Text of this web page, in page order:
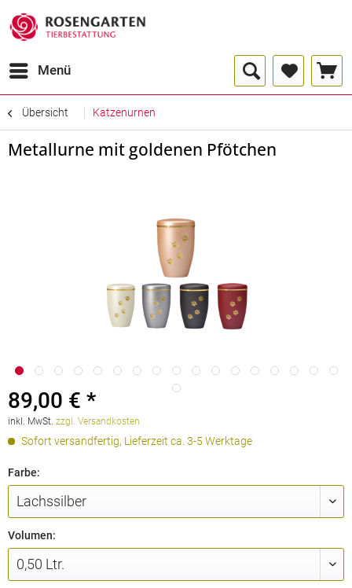
Menü
Übersicht Katzenurnen
Metallurne mit goldenen Pfötchen
89,00 € *
inkl. MwSt. zzgl. Versandkosten
Sofort versandfertig, Lieferzeit ca. 3-5 Werktage
Farbe:
Volumen: